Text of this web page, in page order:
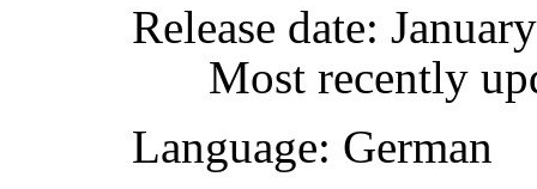
Release date:
Most recently
Language: German